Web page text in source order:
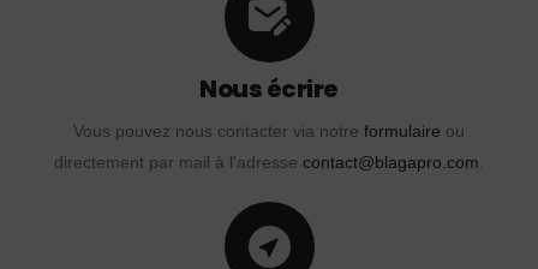
Nous écrire
Vous pouvez nous contacter via notre formulaire ou
directement par mail à l'adresse contact@blagapro.com.